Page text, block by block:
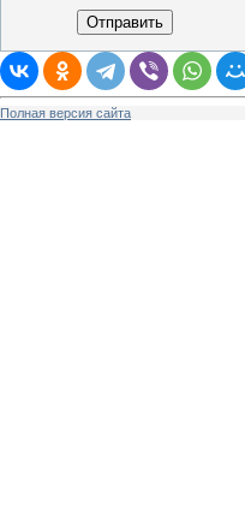
Отправить
Полная версия сайта